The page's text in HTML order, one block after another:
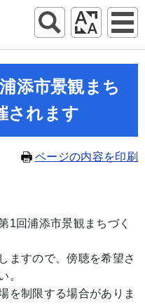
添市景観まち
されます
ページの内容を印刷
回浦添市景観まちづく
ますので、傍聴を希望さ
。
を制限する場合がありま